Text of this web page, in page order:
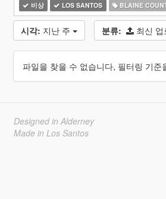
비상 LOS SANTOS BLAINE
시각: 지난 주 분류: 최신 업
파일을 찾을 수 없습니다, 필터링 기준
Designed in Alderney
Made in Los Santos